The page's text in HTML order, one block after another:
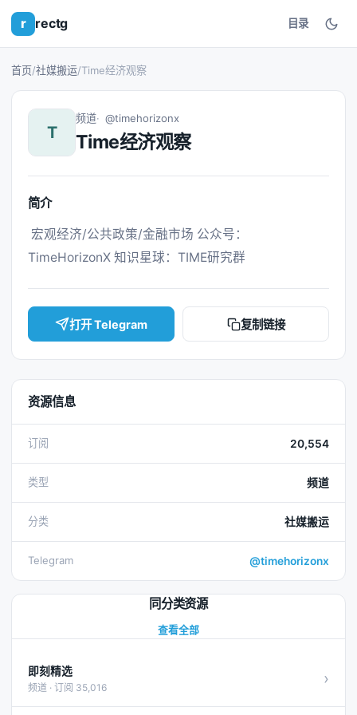
r rectg 目录
首页/社媒搬运/Time经济观察
T
频道 @timehorizonx
Time经济观察
简介
TimeHorizonX 知识星球：TIME研究群
打开 Telegram 复制链接
资源信息
订阅 20,554
类型 频道
分类 社媒搬运
Telegram @timehorizonx
同分类资源
查看全部
即刻精选
频道 · 订阅 35,016 ›